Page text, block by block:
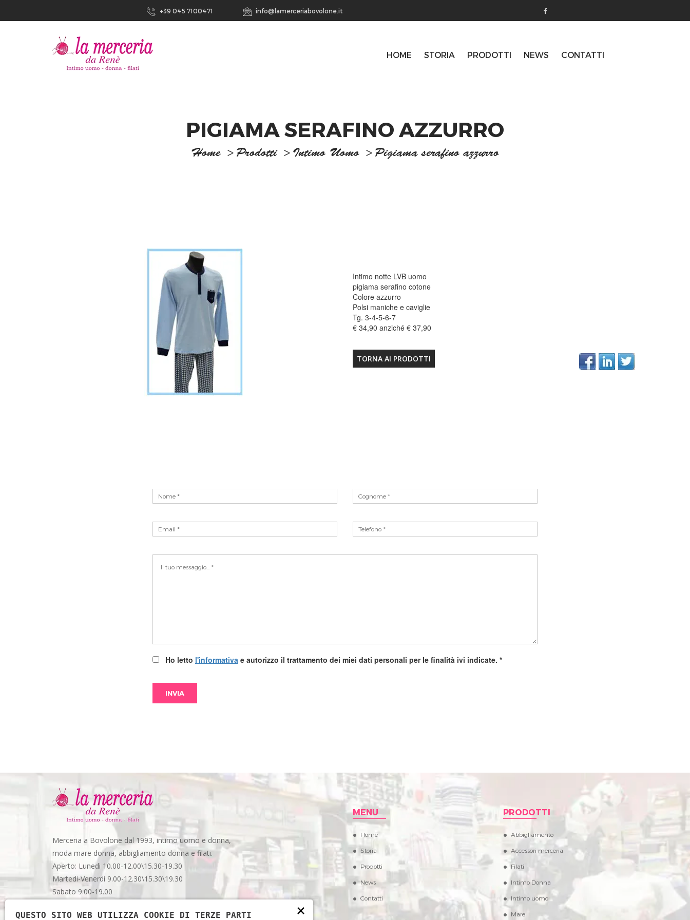
+39 045 7100471 info@lamerceriabovolone.it
HOME STORIA PRODOTTI NEWS CONTATTI
PIGIAMA SERAFINO AZZURRO
Home > Prodotti > Intimo Uomo > Pigiama serafino azzurro
Intimo notte LVB uomo
pigiama serafino cotone
Colore azzurro
Polsi maniche e caviglie
Tg. 3-4-5-6-7
€ 34,90 anziché € 37,90
TORNA AI PRODOTTI
Ho letto l'informativa e autorizzo il trattamento dei miei dati personali per le finalità ivi indicate. *
Merceria a Bovolone dal 1993, intimo uomo e donna,
moda mare donna, abbigliamento donna e filati.
Aperto: Lunedi 10.00-12.00\15.30-19.30
Martedi-Venerdi 9.00-12.30\15.30\19.30
Sabato 9.00-19.00
Via Garibaldi, 48 - Spazio 3 - Bovolone (VR)
MENU
Home
Storia
Prodotti
News
Contatti
PRODOTTI
Abbigliamento
Accessori merceria
Filati
Intimo Donna
Intimo uomo
Mare
×
QUESTO SITO WEB UTILIZZA COOKIE DI TERZE PARTI